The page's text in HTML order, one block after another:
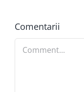
Comentarii
Comment